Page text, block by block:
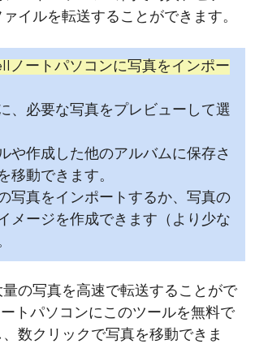
イルを転送することができます。
ノートパソコンに写真をインポー
、必要な写真をプレビューして選
や作成した他のアルバムに保存さ
移動できます。
写真をインポートするか、写真の
メージを作成できます（より少な
量の写真を高速で転送することがで
トパソコンにこのツールを無料で
数クリックで写真を移動できま